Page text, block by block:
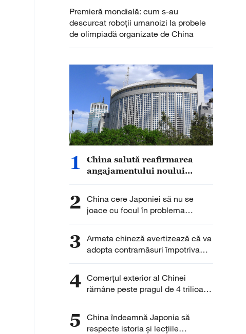
Premieră mondială: cum s-au
descurcat roboții umanoizi la probele
de olimpiadă organizate de China
1
China salută reafirmarea
angajamentului noului
singure Chine
2 China cere Japoniei să nu se
joace cu focul în problema
armelor nucleare
3 Armata chineză avertizează că va
adopta contramăsuri împotriva
provocărilor din Marea Chinei de
4 Comerțul exterior al Chinei
rămâne peste pragul de 4 trilioane
de yuani pentru a cincea lună
5
China îndeamnă Japonia să
respecte istoria și lecțiile